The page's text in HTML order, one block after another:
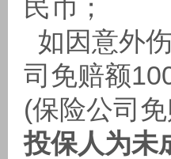
民币；
如因意外
司免赔额
(保险公司
投保人为未